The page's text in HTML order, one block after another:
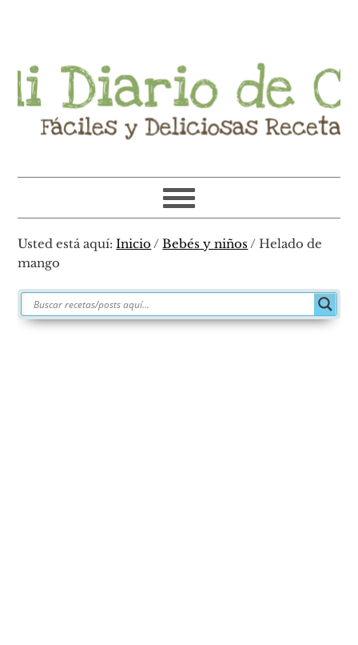
principal
principal
barra
lateral
primaria
de
página
Usted está aquí:Inicio / Bebés y niños / Helado de
mango